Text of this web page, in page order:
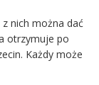
nich można dać
otrzymuje po
Każdy może